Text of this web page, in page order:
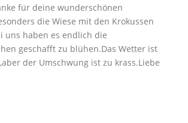
für deine wunderschönen
die Wiese mit den Krokussen
uns haben es endlich die
geschafft zu blühen.Das Wetter ist
der Umschwung ist zu krass.Liebe